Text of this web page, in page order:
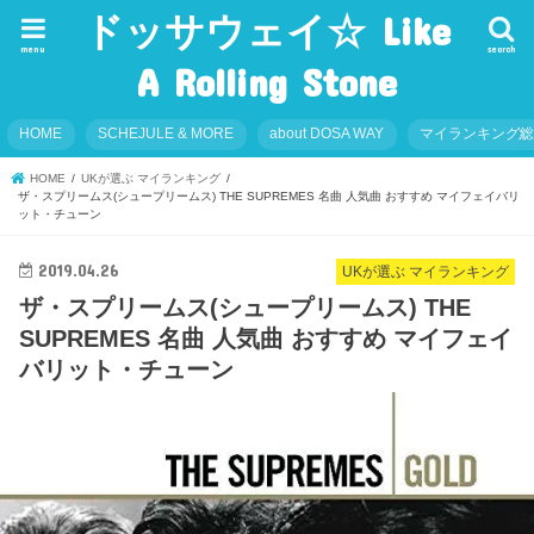
ドッサウェイ☆ Like
A Rolling Stone
search
menu
HOME SCHEJULE & MORE about DOSA WAY マイランキング
HOME
UKが選ぶ マイランキング
ザ・スプリームス(シュープリームス) THE SUPREMES 名曲 人気曲 おすすめ マイフェイバリ
ット・チューン
UKが選ぶ マイランキング
2019.04.26
ザ・スプリームス(シュープリームス) THE
SUPREMES 名曲 人気曲 おすすめ マイフェイ
バリット・チューン